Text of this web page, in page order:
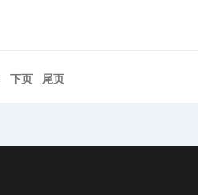
下页️ 尾页️